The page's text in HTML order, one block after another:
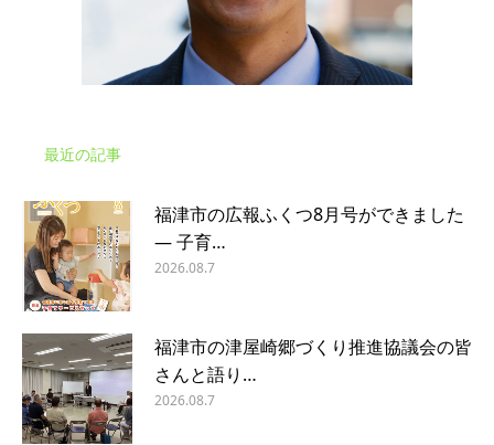
最近の記事
福津市の広報ふくつ8月号ができました
― 子育…
2026.08.7
福津市の津屋崎郷づくり推進協議会の皆
さんと語り…
2026.08.7